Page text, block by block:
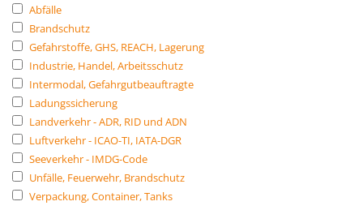
Abfälle
Brandschutz
Gefahrstoffe, GHS, REACH, Lagerung
Industrie, Handel, Arbeitsschutz
Intermodal, Gefahrgutbeauftragte
Ladungssicherung
Landverkehr - ADR, RID und ADN
Luftverkehr - ICAO-TI, IATA-DGR
Seeverkehr - IMDG-Code
Unfälle, Feuerwehr, Brandschutz
Verpackung, Container, Tanks